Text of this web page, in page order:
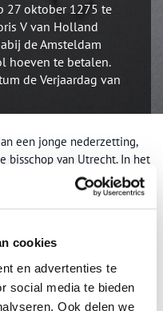
cookies
en advertenties te
social media te bieden
Ook delen we
27 oktober 1275 te
V van Holland
de Amsteldam
hoeven te betalen.
de Verjaardag van
een jonge nederzetting,
bisschop van Utrecht. In het
voor het eerst
van de stad. Door de
werden de
in de eeuwen die
de basis van
eeuw, de tijd van de
het grafelijk tolrecht over op